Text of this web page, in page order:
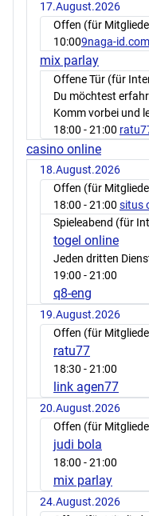
17.August.2026
Offen (für
10:009naga-id.com
mix parlay
Offene Tür (für
Du möchtest
Komm vorbei und
18:00 - 21:00
casino online
18.August.2026
Offen (für
18:00 - 21:00 situs
Spieleabend (für
togel online
Jeden dritten
19:00 - 21:00
q8-eng
19.August.2026
Offen (für
ratu77
18:30 - 21:00
link agen77
20.August.2026
Offen (für
judi bola
18:00 - 21:00
mix parlay
24.August.2026